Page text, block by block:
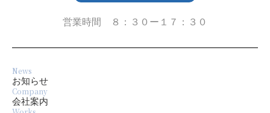
2023年6月
2023年4月
営業時間 ８：３０ー１７：３０
News
お知らせ
Company
会社案内